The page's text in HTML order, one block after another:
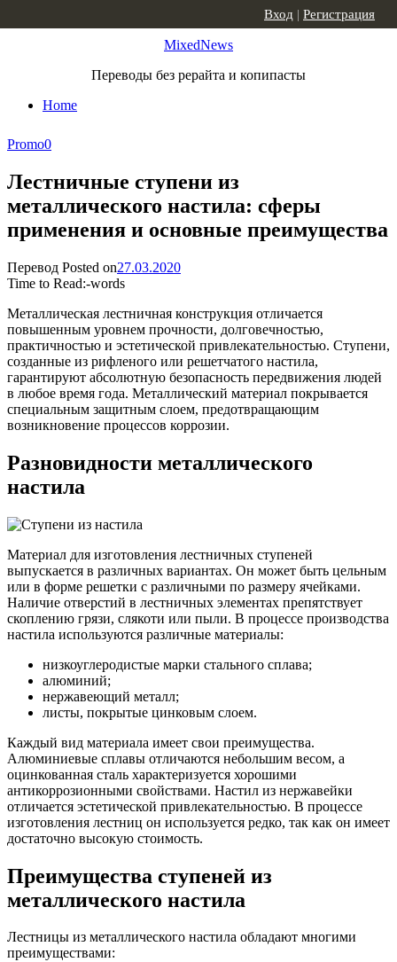
MixedNews
Переводы без рерайта и копипасты
Home
Вход | Регистрация
Promo0
Лестничные ступени из
металлического настила: сферы
применения и основные преимущества
Перевод Posted on27.03.2020
Time to Read:-words
Металлическая лестничная конструкция отличается
повышенным уровнем прочности, долговечностью,
практичностью и эстетической привлекательностью. Ступени,
созданные из рифленого или решетчатого настила,
гарантируют абсолютную безопасность передвижения людей
в любое время года. Металлический материал покрывается
специальным защитным слоем, предотвращающим
возникновение процессов коррозии.
Разновидности металлического
настила
Материал для изготовления лестничных ступеней
выпускается в различных вариантах. Он может быть цельным
или в форме решетки с различными по размеру ячейками.
Наличие отверстий в лестничных элементах препятствует
скоплению грязи, слякоти или пыли. В процессе производства
настила используются различные материалы:
низкоуглеродистые марки стального сплава;
алюминий;
нержавеющий металл;
листы, покрытые цинковым слоем.
Каждый вид материала имеет свои преимущества.
Алюминиевые сплавы отличаются небольшим весом, а
оцинкованная сталь характеризуется хорошими
антикоррозионными свойствами. Настил из нержавейки
отличается эстетической привлекательностью. В процессе
изготовления лестниц он используется редко, так как он имеет
достаточно высокую стоимость.
Преимущества ступеней из
металлического настила
Лестницы из металлического настила обладают многими
преимуществами: